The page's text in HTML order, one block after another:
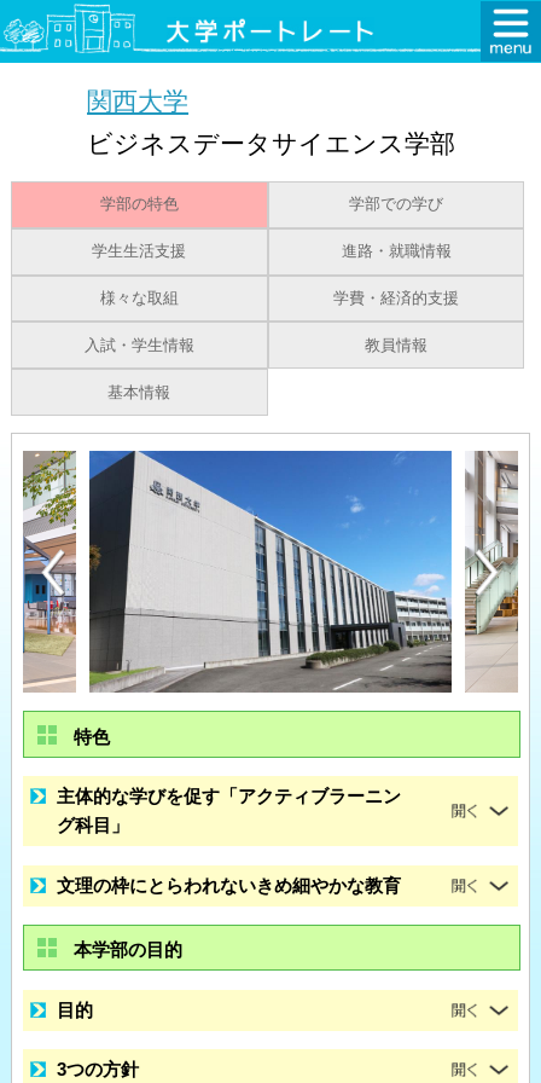
関西大学
ビジネスデータサイエンス学部
学部の特色 学部での学び
学生生活支援 進路・就職情報
様々な取組 学費・経済的支援
入試・学生情報 教員情報
基本情報
特色
主体的な学びを促す「アクティブラーニン
グ科目」
文理の枠にとらわれないきめ細やかな教育
本学部の目的
目的
3つの方針